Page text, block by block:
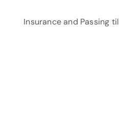
Insurance and Passing